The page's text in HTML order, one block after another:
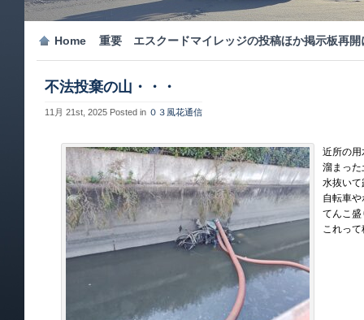
Home 重要 エスクードマイレッジの投稿ほか掲示板再開
不法投棄の山・・・
11月 21st, 2025 Posted in ０３風花通信
近所の用
溜まった
水抜いて
自転車
てんこ盛
これっ